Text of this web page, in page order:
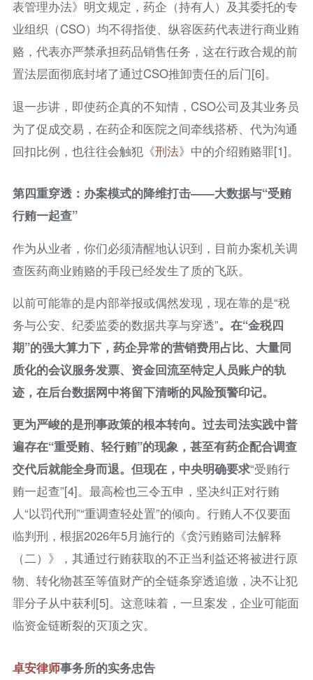
表管理办法》明文规定，药企（持有人）及其委托的专
业组织（CSO）均不得指使、纵容医药代表进行商业贿
赂，代表亦严禁承担药品销售任务，这在行政合规的前
置法层面彻底封堵了通过CSO推卸责任的后门[6]。
退一步讲，即使药企真的不知情，CSO公司及其业务员
为了促成交易，在药企和医院之间牵线搭桥、代为沟通
回扣比例，也往往会触犯《刑法》中的介绍贿赂罪[1]。
第四重穿透：办案模式的降维打击——大数据与“受贿
行贿一起查”
作为从业者，你们必须清醒地认识到，目前办案机关调
查医药商业贿赂的手段已经发生了质的飞跃。
以前可能靠的是内部举报或偶然发现，现在靠的是“税
务与公安、纪委监委的数据共享与穿透”。在“金税四
期”的强大算力下，药企异常的营销费用占比、大量同
质化的会议服务发票、资金回流至特定人员账户的轨
迹，在后台数据网中将留下清晰的风险预警印记。
更为严峻的是刑事政策的根本转向。过去司法实践中普
遍存在“重受贿、轻行贿”的现象，甚至有药企配合调查
交代后就能全身而退。但现在，中央明确要求“受贿行
贿一起查”[4]。最高检也三令五申，坚决纠正对行贿
人“以罚代刑”“重调查轻处置”的倾向。行贿人不仅要面
临判刑，根据2026年5月施行的《贪污贿赂司法解释
（二）》，其通过行贿获取的不正当利益还将被进行原
物、转化物甚至等值财产的全链条穿透追缴，决不让犯
罪分子从中获利[5]。这意味着，一旦案发，企业可能面
临资金链断裂的灭顶之灾。
卓安律师事务所的实务忠告